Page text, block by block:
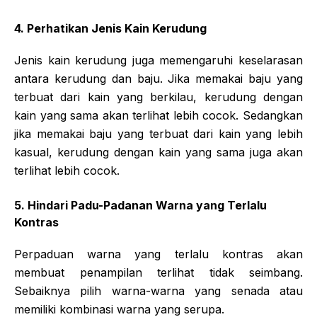
4. Perhatikan Jenis Kain Kerudung
Jenis kain kerudung juga memengaruhi keselarasan
antara kerudung dan baju. Jika memakai baju yang
terbuat dari kain yang berkilau, kerudung dengan
kain yang sama akan terlihat lebih cocok. Sedangkan
jika memakai baju yang terbuat dari kain yang lebih
kasual, kerudung dengan kain yang sama juga akan
terlihat lebih cocok.
5. Hindari Padu-Padanan Warna yang Terlalu
Kontras
Perpaduan warna yang terlalu kontras akan
membuat penampilan terlihat tidak seimbang.
Sebaiknya pilih warna-warna yang senada atau
memiliki kombinasi warna yang serupa.